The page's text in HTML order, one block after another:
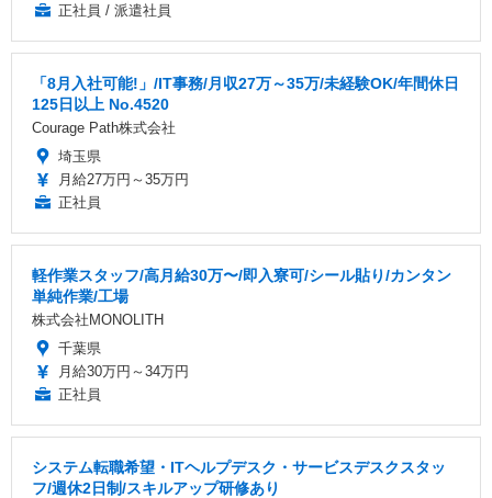
正社員 / 派遣社員
「8月入社可能!」/IT事務/月収27万～35万/未経験OK/年間休日
125日以上 No.4520
Courage Path株式会社
埼玉県
月給27万円～35万円
正社員
軽作業スタッフ/高月給30万〜/即入寮可/シール貼り/カンタン
単純作業/工場
株式会社MONOLITH
千葉県
月給30万円～34万円
正社員
システム転職希望・ITヘルプデスク・サービスデスクスタッ
フ/週休2日制/スキルアップ研修あり